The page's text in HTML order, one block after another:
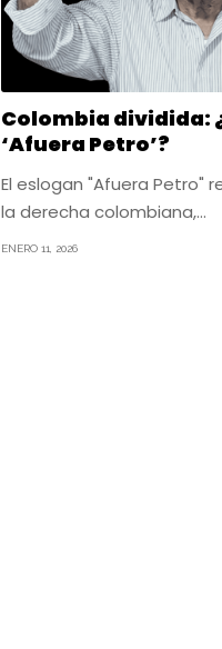
Colombia dividida:
‘Afuera Petro’?
El eslogan "Afuera Petro"
la derecha colombiana,…
ENERO 11, 2026